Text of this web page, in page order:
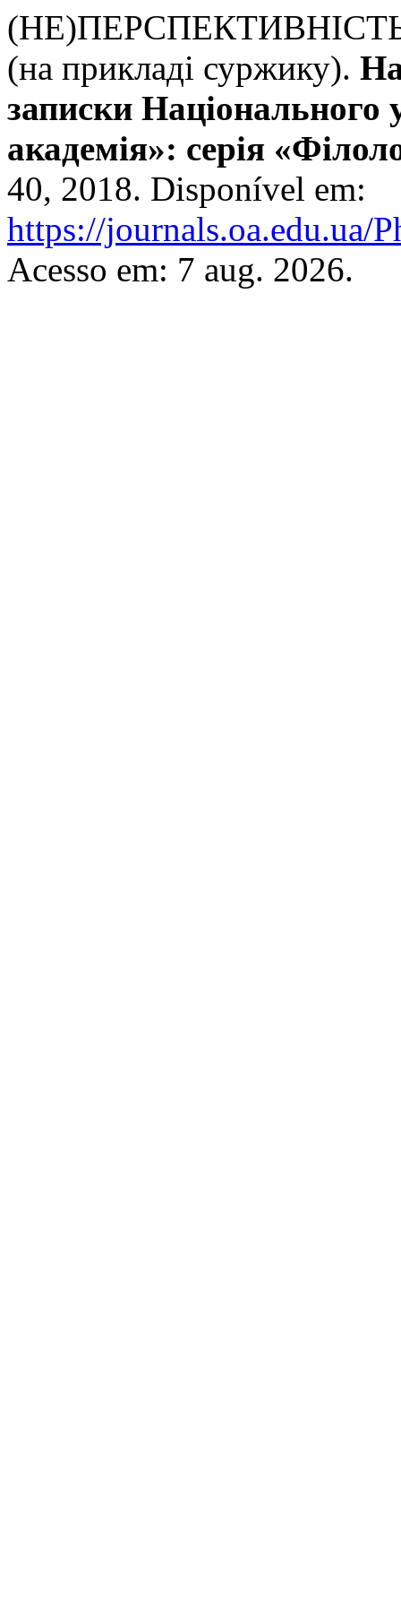
(на прикладі суржику).
записки Національного
академія»: серія
40, 2018. Disponível em:
https://journals.oa.edu.ua/
Acesso em: 7 aug. 2026.